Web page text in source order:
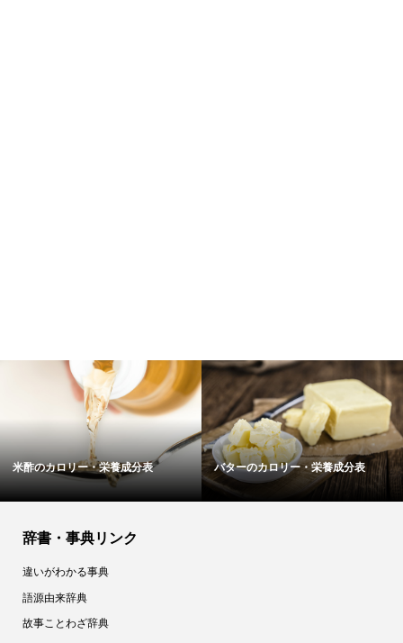
表 バターのカロリー・栄養成分表 ハタハタのカロリー・
辞書・事典リンク
違いがわかる事典
語源由来辞典
故事ことわざ辞典